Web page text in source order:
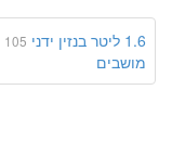
1.6 ליטר בנזין ידני 105 כ"ס
מושבים